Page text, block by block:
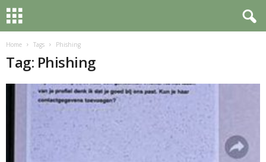
Home Tags Phishing
Tag: Phishing